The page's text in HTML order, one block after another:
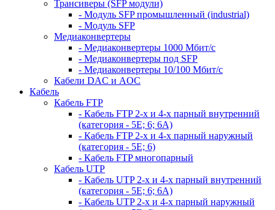
Трансиверы (SFP модули)
- Модуль SFP промышленный (industrial)
- Модуль SFP
Медиаконвертеры
- Медиаконвертеры 1000 Мбит/с
- Медиаконвертеры под SFP
- Медиаконвертеры 10/100 Мбит/с
Кабели DAC и AOC
Кабель
Кабель FTP
- Кабель FTP 2-х и 4-х парный внутренний
(категория - 5Е; 6; 6А)
- Кабель FTP 2-х и 4-х парный наружный
(категория - 5Е; 6)
- Кабель FTP многопарный
Кабель UTP
- Кабель UTP 2-х и 4-х парный внутренний
(категория - 5Е; 6; 6А)
- Кабель UTP 2-х и 4-х парный наружный